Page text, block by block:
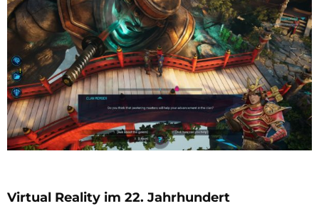
Virtual Reality im 22. Jahrhundert